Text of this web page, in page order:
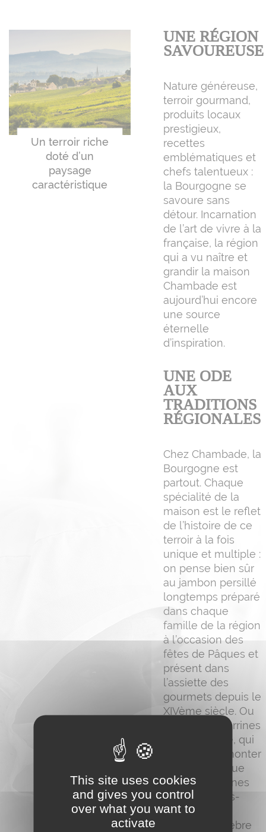
Un terroir riche
doté d’un
paysage
caractéristique
UNE RÉGION
SAVOUREUSE
Nature généreuse,
terroir gourmand,
produits locaux
prestigieux,
recettes
emblématiques et
chefs talentueux :
la Bourgogne se
savoure sans
détour. Incarnation
de l’art de vivre à la
française, la région
qui a vu naître et
grandir la maison
Chambade est
aujourd’hui encore
une source
éternelle
d’inspiration.
UNE ODE
AUX
TRADITIONS
RÉGIONALES
Chez Chambade, la
Bourgogne est
partout. Chaque
spécialité de la
maison est le reflet
de l’histoire de ce
terroir à la fois
unique et multiple :
on pense bien sûr
au jambon persillé
longtemps préparé
dans chaque
famille de la région
à l’occasion des
fêtes de Pâques et
présent dans
l’assiette des
gourmets depuis le
XIVème siècle. Ou
encore aux terrines
de campagne, qui
nous font remonter
le temps jusque
dans les cuisines
de nos grands-
mères. Sans
oublier la célèbre
This site uses cookies
and gives you control
over what you want to
activate